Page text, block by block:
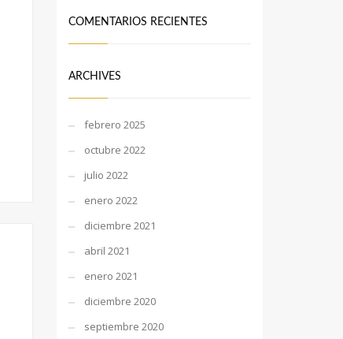
COMENTARIOS RECIENTES
ARCHIVES
febrero 2025
octubre 2022
julio 2022
enero 2022
diciembre 2021
abril 2021
enero 2021
diciembre 2020
septiembre 2020